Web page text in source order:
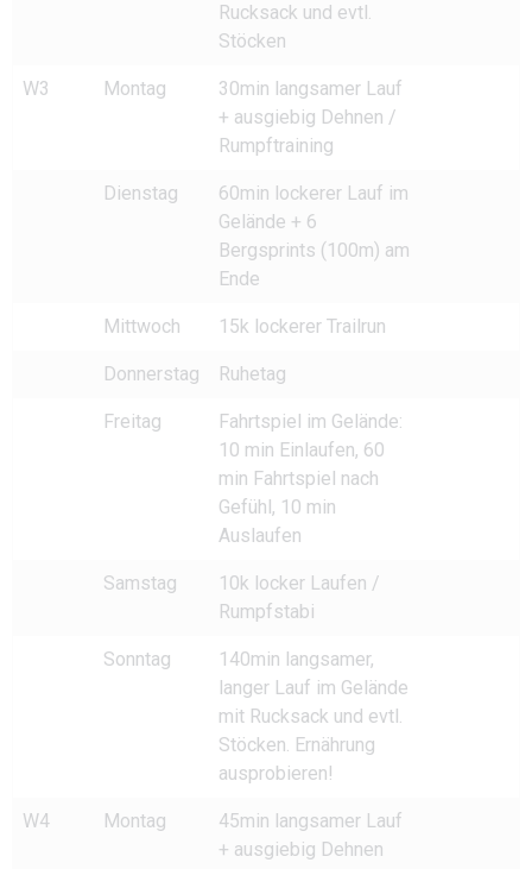
Rucksack und evtl.
Stöcken
W3 Montag
30min langsamer Lauf
+ ausgiebig Dehnen /
Rumpftraining
Dienstag
60min lockerer Lauf im
Gelände + 6
Bergsprints (100m) am
Ende
Mittwoch 15k lockerer Trailrun
Donnerstag Ruhetag
Freitag
Fahrtspiel im Gelände:
10 min Einlaufen, 60
min Fahrtspiel nach
Gefühl, 10 min
Auslaufen
Samstag
10k locker Laufen /
Rumpfstabi
Sonntag
140min langsamer,
langer Lauf im Gelände
mit Rucksack und evtl.
Stöcken. Ernährung
ausprobieren!
W4 Montag
45min langsamer Lauf
+ ausgiebig Dehnen